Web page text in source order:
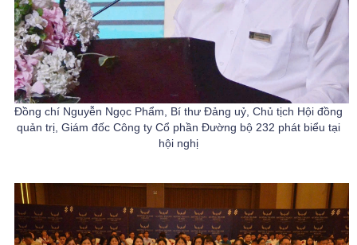
Đồng chí Nguyễn Ngọc Phẩm, Bí thư Đảng uỷ, Chủ tịch Hội đồng
quản trị, Giám đốc Công ty Cổ phần Đường bộ 232 phát biểu tại
hội nghị